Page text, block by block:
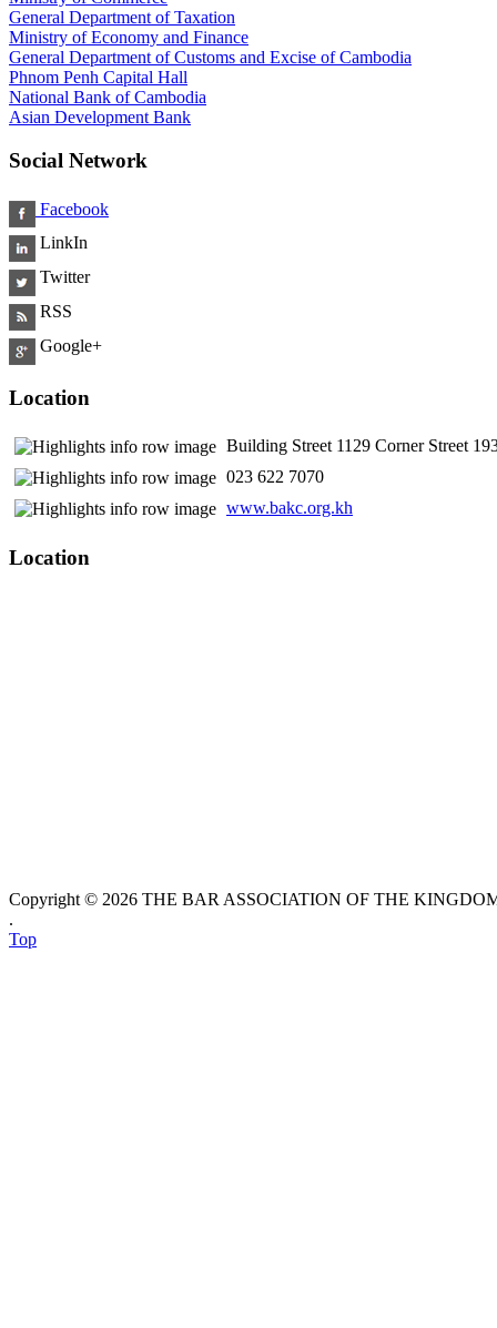
General Department of Taxation
Ministry of Economy and Finance
General Department of Customs and Excise of Cambodia
Phnom Penh Capital Hall
National Bank of Cambodia
Asian Development Bank
Social Network
Facebook
LinkIn
Twitter
RSS
Google+
Location
Building Street 1129 Corner Street
​ 023 622 7070
www.bakc.org.kh
Location
Copyright © 2026 THE BAR ASSOCIATION OF THE
.
Top